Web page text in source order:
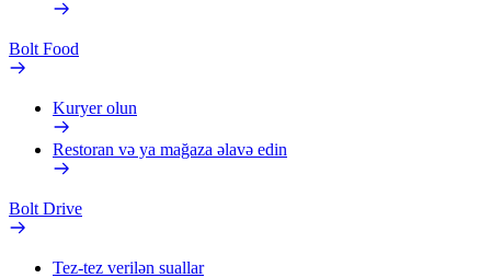
Bolt Food
Kuryer olun
Restoran və ya mağaza əlavə edin
Bolt Drive
Tez-tez verilən suallar